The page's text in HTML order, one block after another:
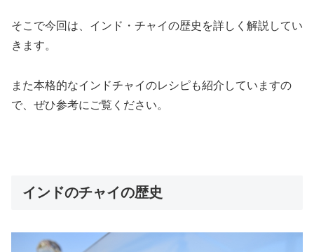
そこで今回は、インド・チャイの歴史を詳しく解説してい
きます。
また本格的なインドチャイのレシピも紹介していますの
で、ぜひ参考にご覧ください。
インドのチャイの歴史